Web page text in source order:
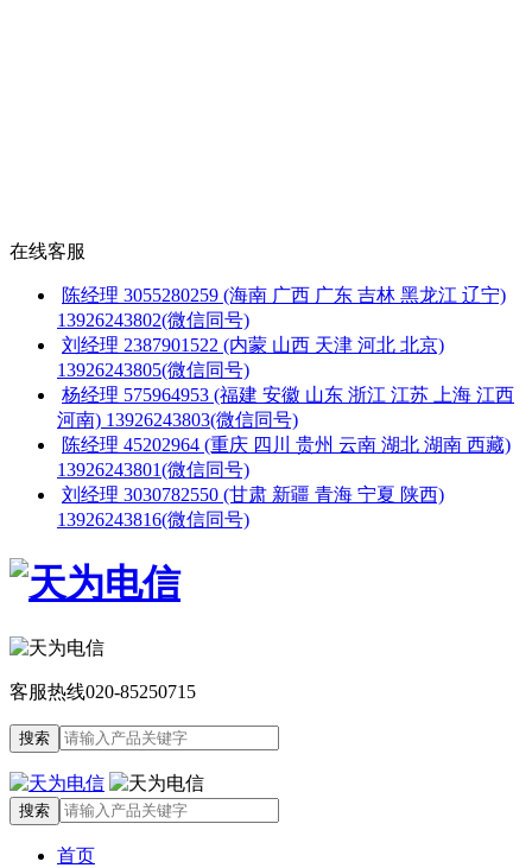
在线客服
陈经理 3055280259 (海南 广西 广东 吉林 黑龙江 辽宁)
13926243802(微信同号)
刘经理 2387901522 (内蒙 山西 天津 河北 北京)
13926243805(微信同号)
杨经理 575964953 (福建 安徽 山东 浙江 江苏 上海 江西
河南) 13926243803(微信同号)
陈经理 45202964 (重庆 四川 贵州 云南 湖北 湖南 西藏)
13926243801(微信同号)
刘经理 3030782550 (甘肃 新疆 青海 宁夏 陕西)
13926243816(微信同号)
客服热线020-85250715
首页